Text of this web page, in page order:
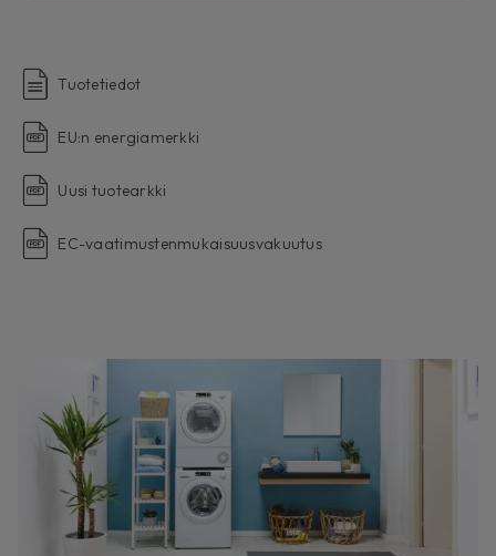
Tuotetiedot
EU:n energiamerkki
Uusi tuotearkki
EC-vaatimustenmukaisuusvakuutus